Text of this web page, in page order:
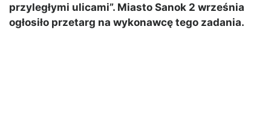
przyległymi ulicami”. Miasto Sanok 2 września
ogłosiło przetarg na wykonawcę tego zadania.